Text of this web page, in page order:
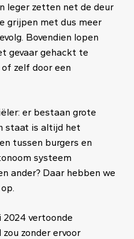
leger zetten net de deur
grijpen met dus meer
Bovendien lopen
gevaar gehackt te
zelf door een
er bestaan grote
staat is altijd het
tussen burgers en
systeem
ander? Daar hebben we
2024 vertoonde
zonder ervoor